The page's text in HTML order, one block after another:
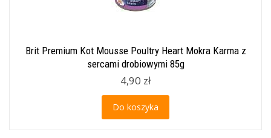
Brit Premium Kot Mousse Poultry Heart Mokra Karma z
sercami drobiowymi 85g
4,90 zł
Do koszyka